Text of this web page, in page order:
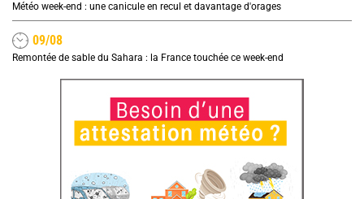
Météo week-end : une canicule en recul et davantage d'orages
09/08
Remontée de sable du Sahara : la France touchée ce week-end